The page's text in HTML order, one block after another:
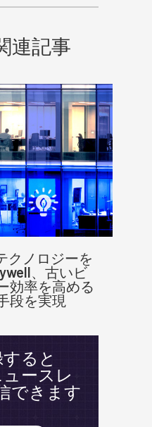
連記事
クノロジーを
、古いビ
効率を高める
段を実現
ると
ュースレ
できます